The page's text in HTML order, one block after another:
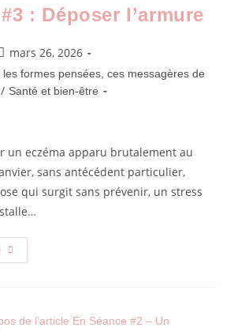
: Déposer l’armure
mars 26, 2026
les formes pensées, ces messagères de
/ Santé et bien-être
un eczéma apparu brutalement au
sans antécédent particulier,
qui surgit sans prévenir, un stress